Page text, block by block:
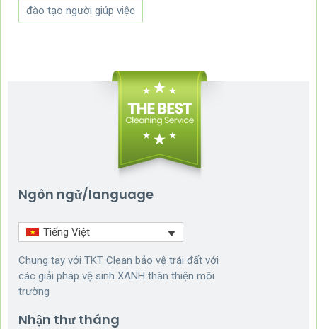
đào tạo người giúp việc
Ngôn ngữ/language
Tiếng Việt
Chung tay với TKT Clean bảo vệ trái đất với
các giải pháp vệ sinh XANH thân thiện môi
trường
Nhận thư tháng